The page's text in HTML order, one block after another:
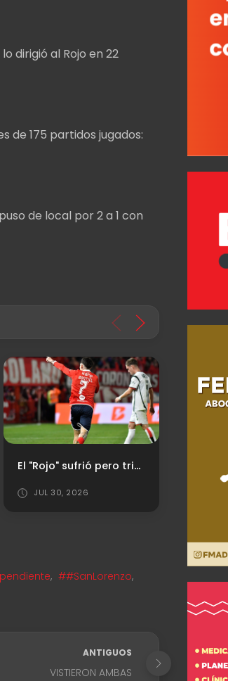
dirigió al Rojo en 22
de 175 partidos jugados:
de local por 2 a 1 con
El "Rojo" sufrió pero triunfó ante Newell's
JUL 30, 2026
, ##SanLorenzo,
ANTIGUOS
VISTIERON AMBAS